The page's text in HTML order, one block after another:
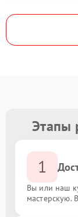
Этапы
1
Вы или наш
мастерскую.